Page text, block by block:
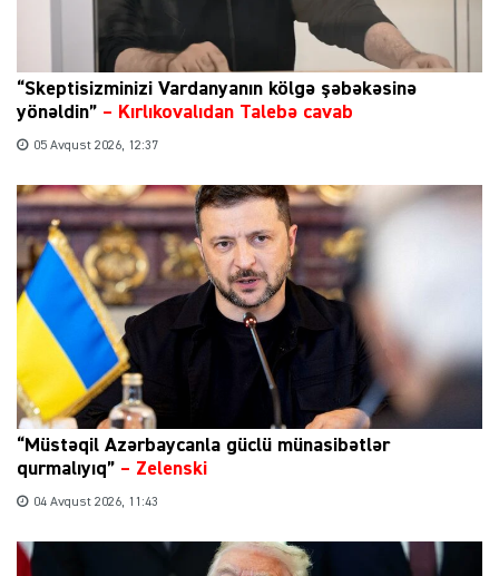
“Skeptisizminizi Vardanyanın kölgə şəbəkəsinə
yönəldin” – Kırlıkovalıdan Talebə cavab
05 Avqust 2026, 12:37
“Müstəqil Azərbaycanla güclü münasibətlər
qurmalıyıq” – Zelenski
04 Avqust 2026, 11:43